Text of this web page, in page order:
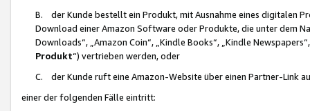
B. der Kunde bestellt ein Produkt, mit Ausnahme eines digitalen
Download einer Amazon Software oder Produkte, die unter dem
Downloads“, „Amazon Coin“, „Kindle Books“, „Kindle
Produkt“) vertrieben werden, oder
C. der Kunde ruft eine Amazon-Website über einen Partner-Link
einer der folgenden Fälle eintritt: